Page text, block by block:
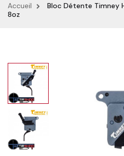
Accueil
Bloc Détente Timney
8oz